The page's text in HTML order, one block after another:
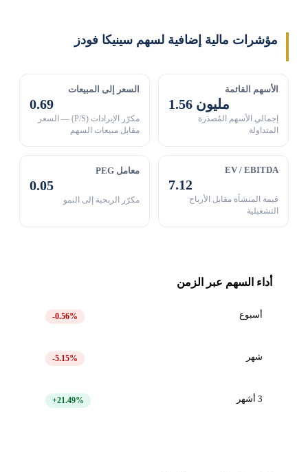
مؤشرات مالية إضافية لسهم سينيكا فودز
الأسهم القائمة
1.56 مليون
إجمالي الأسهم المُصدَرة
المتداولة
السعر إلى المبيعات
0.69
مكرّر الإيرادات (P/S) — السعر
مقابل مبيعات السهم
EV / EBITDA
7.12
قيمة المنشأة مقابل الأرباح
التشغيلية
معامل PEG
0.05
مكرّر الربحية إلى النمو
أداء السهم عبر الزمن
أسبوع -0.56%
شهر -5.15%
3 أشهر +21.49%